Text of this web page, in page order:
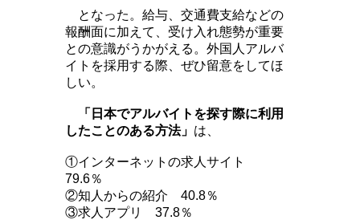
となった。給与、交通費支給などの
報酬面に加えて、受け入れ態勢が重要
との意識がうかがえる。外国人アルバ
イトを採用する際、ぜひ留意をしてほ
しい。
「日本でアルバイトを探す際に利用
したことのある方法」 は、
①インターネットの求人サイト
79.6％
②知人からの紹介 40.8％
③求人アプリ 37.8％